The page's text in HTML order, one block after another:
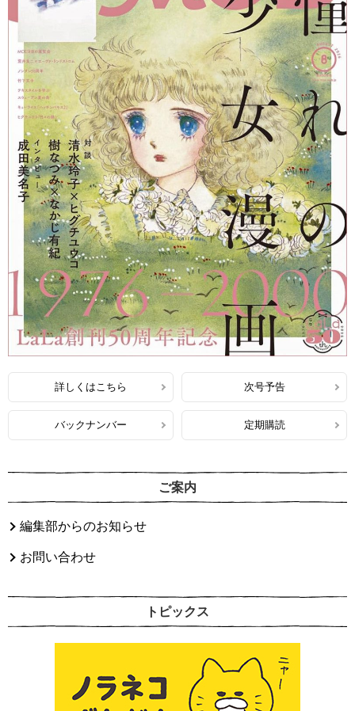
詳しくはこちら 次号予告
バックナンバー 定期購読
ご案内
編集部からのお知らせ
お問い合わせ
トピックス